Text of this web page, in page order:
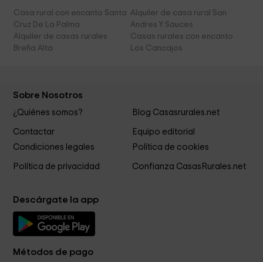
Casa rural con encanto Santa
Cruz De La Palma
Alquiler de casa rural San
Andres Y Sauces
Alquiler de casas rurales
Breña Alta
Casas rurales con encanto
Los Cancajos
Sobre Nosotros
¿Quiénes somos? Blog Casasrurales.net
Contactar
Equipo editorial
Condiciones legales
Política de cookies
Política de privacidad Confianza CasasRurales.net
Descárgate la app
Métodos de pago